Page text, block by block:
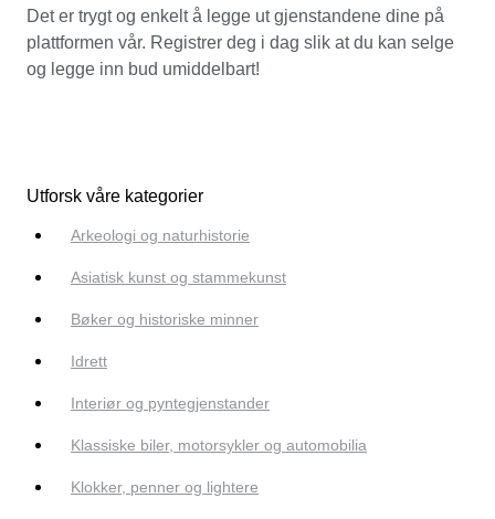
Det er trygt og enkelt å legge ut gjenstandene dine på
plattformen vår. Registrer deg i dag slik at du kan selge
og legge inn bud umiddelbart!
Utforsk våre kategorier
Arkeologi og naturhistorie
Asiatisk kunst og stammekunst
Bøker og historiske minner
Idrett
Interiør og pyntegjenstander
Klassiske biler, motorsykler og automobilia
Klokker, penner og lightere